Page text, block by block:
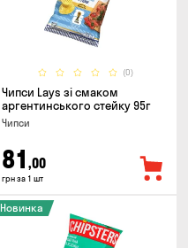
(0)
Чипси Lays зі смаком
аргентинського стейку 95г
Чипси
81 ,00
грн за 1 шт
Новинка